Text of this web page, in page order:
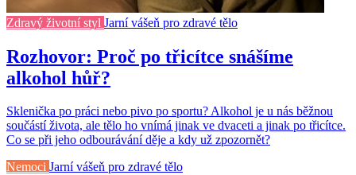
Zdravý životní styl Jarní vášeň pro zdravé tělo
Rozhovor: Proč po třicítce snášíme
alkohol hůř?
Sklenička po práci nebo pivo po sportu? Alkohol je u nás běžnou
součástí života, ale tělo ho vnímá jinak ve dvaceti a jinak po třicítce.
Co se při jeho odbourávání děje a kdy už zpozornět?
Nemoci Jarní vášeň pro zdravé tělo